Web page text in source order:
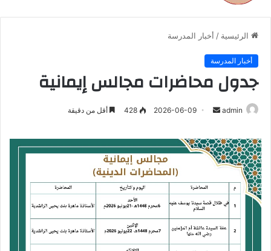
الرئيسية / أخبار المدرسة
أخبار المدرسة
جدول محاضرات مجالس إيمانية
admin
أرسل
إلكترونيا
2026-06-09
428 أقل من دقيقة